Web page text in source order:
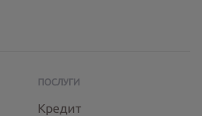
ПОСЛУГИ
Кредит